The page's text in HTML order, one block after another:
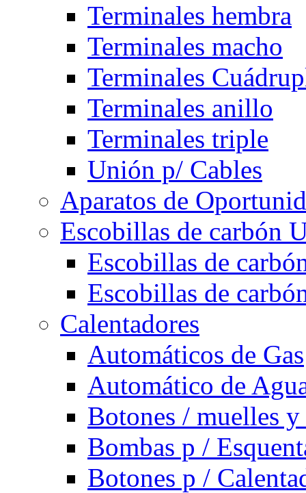
Terminales hembra
Terminales macho
Terminales
Terminales anillo
Terminales triple
Unión p/ Cables
Aparatos de
Escobillas de carbón
Escobillas de
Escobillas de
Calentadores
Automáticos de Gas
Automático de
Botones / muelles
Bombas p /
Botones p /